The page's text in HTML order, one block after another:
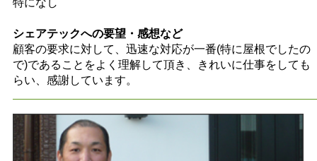
特になし
シェアテックへの要望・感想など
顧客の要求に対して、迅速な対応が一番(特に屋根でしたの
で)であることをよく理解して頂き、きれいに仕事をしても
らい、感謝しています。